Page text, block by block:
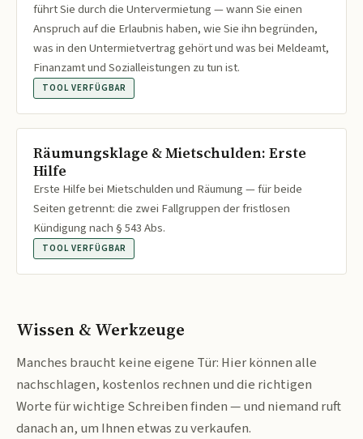
führt Sie durch die Untervermietung — wann Sie einen
Anspruch auf die Erlaubnis haben, wie Sie ihn begründen,
was in den Untermietvertrag gehört und was bei Meldeamt,
Finanzamt und Sozialleistungen zu tun ist.
TOOL VERFÜGBAR
Räumungsklage & Mietschulden: Erste
Hilfe
Erste Hilfe bei Mietschulden und Räumung — für beide
Seiten getrennt: die zwei Fallgruppen der fristlosen
Kündigung nach § 543 Abs.
TOOL VERFÜGBAR
Wissen & Werkzeuge
Manches braucht keine eigene Tür: Hier können alle
nachschlagen, kostenlos rechnen und die richtigen
Worte für wichtige Schreiben finden — und niemand ruft
danach an, um Ihnen etwas zu verkaufen.